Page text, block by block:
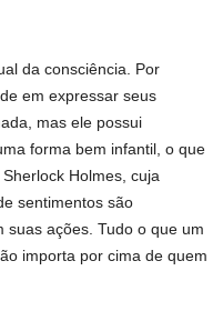
da consciência. Por
em expressar seus
mas ele possui
forma bem infantil, o que
Holmes, cuja
sentimentos são
suas ações. Tudo o que um
importa por cima de quem